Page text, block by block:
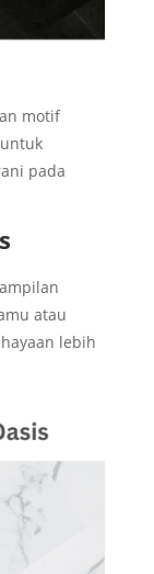
motif
pada
atau
lebih